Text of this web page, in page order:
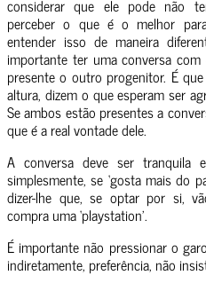
considerar que ele pode não
perceber o que é o melhor
entender isso de maneira
importante ter uma conversa
presente o outro progenitor. É
altura, dizem o que esperam ser
Se ambos estão presentes a
que é a real vontade dele.
A conversa deve ser tranquila
simplesmente, se ‘gosta mais do
dizer-lhe que, se optar por si,
compra uma ‘playstation’.
É importante não pressionar o
indiretamente, preferência, não